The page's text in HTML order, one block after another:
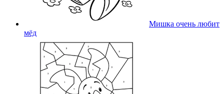
Мишка очень любит
мёд